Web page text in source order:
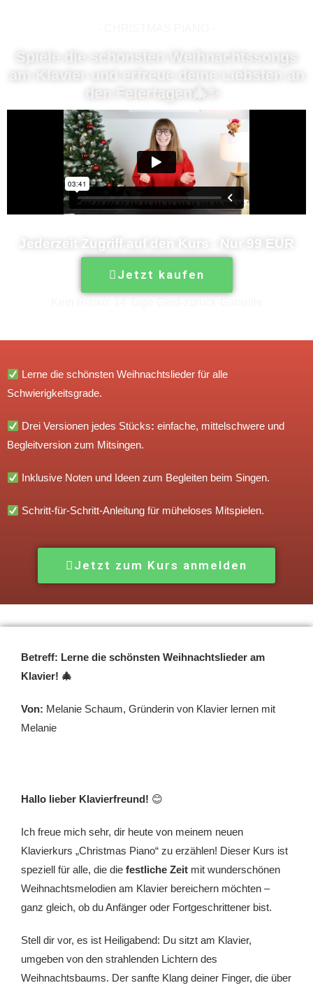
Spiele die schönsten Weihnachtssongs
am Klavier und erfreue deine Liebsten an
den Feiertagen🎄✨
Jederzeit Zugriff auf den Kurs - Nur 99 EUR
Jetzt kaufen
Lerne die schönsten Weihnachtslieder für alle
Schwierigkeitsgrade.
Drei Versionen jedes Stücks: einfache, mittelschwere und
Begleitversion zum Mitsingen.
Inklusive Noten und Ideen zum Begleiten beim Singen.
Schritt-für-Schritt-Anleitung für müheloses Mitspielen.
Jetzt zum Kurs anmelden
Betreff: Lerne die schönsten Weihnachtslieder am
Klavier! 🎄
Von: Melanie Schaum, Gründerin von Klavier lernen mit
Melanie
Hallo lieber Klavierfreund! 😊
Ich freue mich sehr, dir heute von meinem neuen
Klavierkurs „Christmas Piano“ zu erzählen! Dieser Kurs ist
speziell für alle, die die festliche Zeit mit wunderschönen
Weihnachtsmelodien am Klavier bereichern möchten –
ganz gleich, ob du Anfänger oder Fortgeschrittener bist.
Stell dir vor, es ist Heiligabend: Du sitzt am Klavier,
umgeben von den strahlenden Lichtern des
Weihnachtsbaums. Der sanfte Klang deiner Finger, die über